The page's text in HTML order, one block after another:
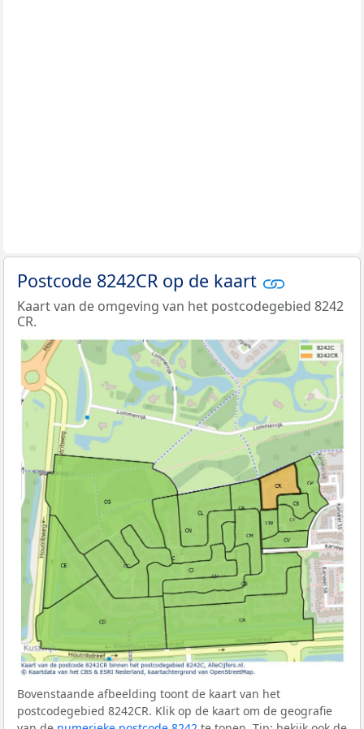
Postcode 8242CR op de kaart
Kaart van de omgeving van het postcodegebied 8242
CR.
Bovenstaande afbeelding toont de kaart van het
postcodegebied 8242CR. Klik op de kaart om de geografie